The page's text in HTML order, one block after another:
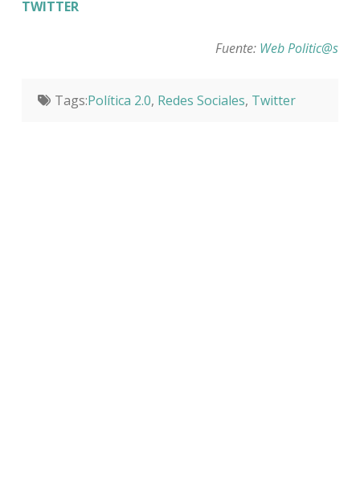
TWITTER
Fuente: Web Politic@s
Tags:Política 2.0, Redes Sociales, Twitter